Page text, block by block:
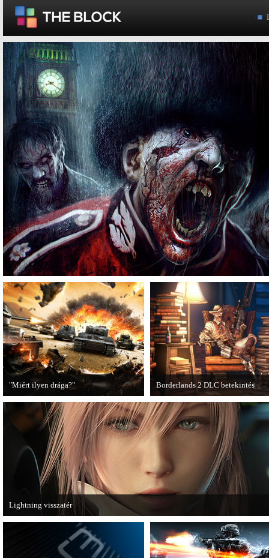
"Miért ilyen drága?"
A PC Guru utánajárt, miért kerülnek
olyan sokba a AAA-kategóriás
videojátékok.
Borderlands 2 DLC betekintés
2013. januárjában érkezik a a Sir
Hammerlock's Big Game Hunt
Borderlands 2 játékhoz.
Lightning visszatér
Megjött a Lightning Returns: Final Fantasy XIII című játék első hivatalos